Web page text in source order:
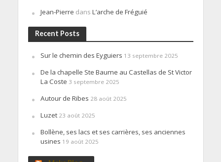
Jean-Pierre dans L’arche de Fréguié
Recent Posts
Sur le chemin des Eyguiers 13 septembre 2025
De la chapelle Ste Baume au Castellas de St Victor
La Coste 3 septembre 2025
Autour de Ribes 28 août 2025
Luzet 23 août 2025
Bollène, ses lacs et ses carrières, ses anciennes
usines 19 août 2025